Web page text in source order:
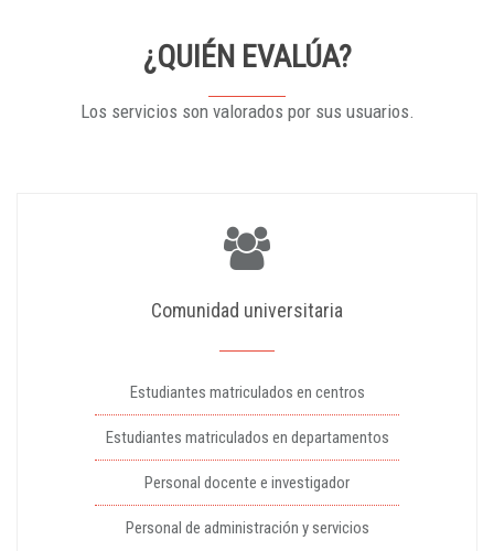
¿QUIÉN EVALÚA?
Los servicios son valorados por sus usuarios.
Comunidad universitaria
Estudiantes matriculados en centros
Estudiantes matriculados en departamentos
Personal docente e investigador
Personal de administración y servicios